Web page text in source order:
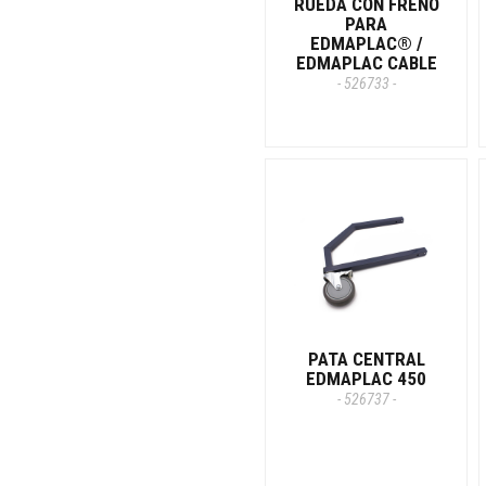
PARA
EDMAPLAC® /
EDMAPLAC CABLE
- 526733 -
PATA CENTRAL
EDMAPLAC 450
- 526737 -